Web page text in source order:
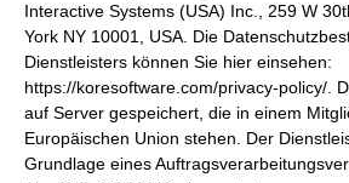
Interactive Systems (USA) Inc., 259 W
York NY 10001, USA. Die
Dienstleisters können Sie hier einsehen:
https://koresoftware.com/privacy-policy/.
auf Server gespeichert, die in einem
Europäischen Union stehen. Der
Grundlage eines